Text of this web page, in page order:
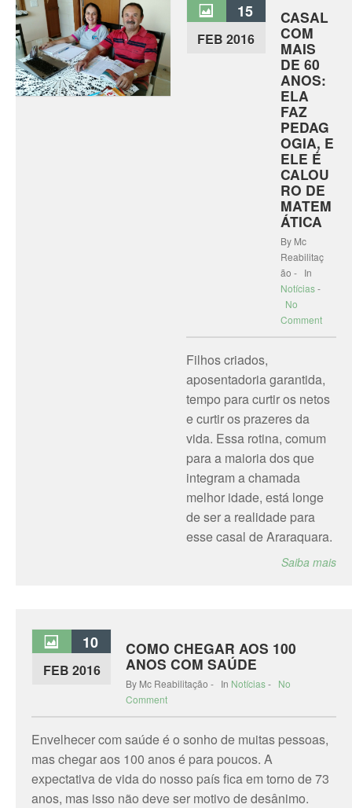
15
FEB 2016
CASAL
COM
MAIS
DE 60
ANOS:
ELA
FAZ
PEDAG
OGIA, E
ELE É
CALOU
RO DE
MATEM
ÁTICA
By Mc
Reabilitaç
ão - In
Notícias-
No
Comment
Filhos criados,
aposentadoria garantida,
tempo para curtir os netos
e curtir os prazeres da
vida. Essa rotina, comum
para a maioria dos que
integram a chamada
melhor idade, está longe
de ser a realidade para
esse casal de Araraquara.
Saiba mais
10
FEB 2016
COMO CHEGAR AOS 100
ANOS COM SAÚDE
By Mc Reabilitação - In Notícias- No
Comment
Envelhecer com saúde é o sonho de muitas pessoas,
mas chegar aos 100 anos é para poucos. A
expectativa de vida do nosso país fica em torno de 73
anos, mas isso não deve ser motivo de desânimo.